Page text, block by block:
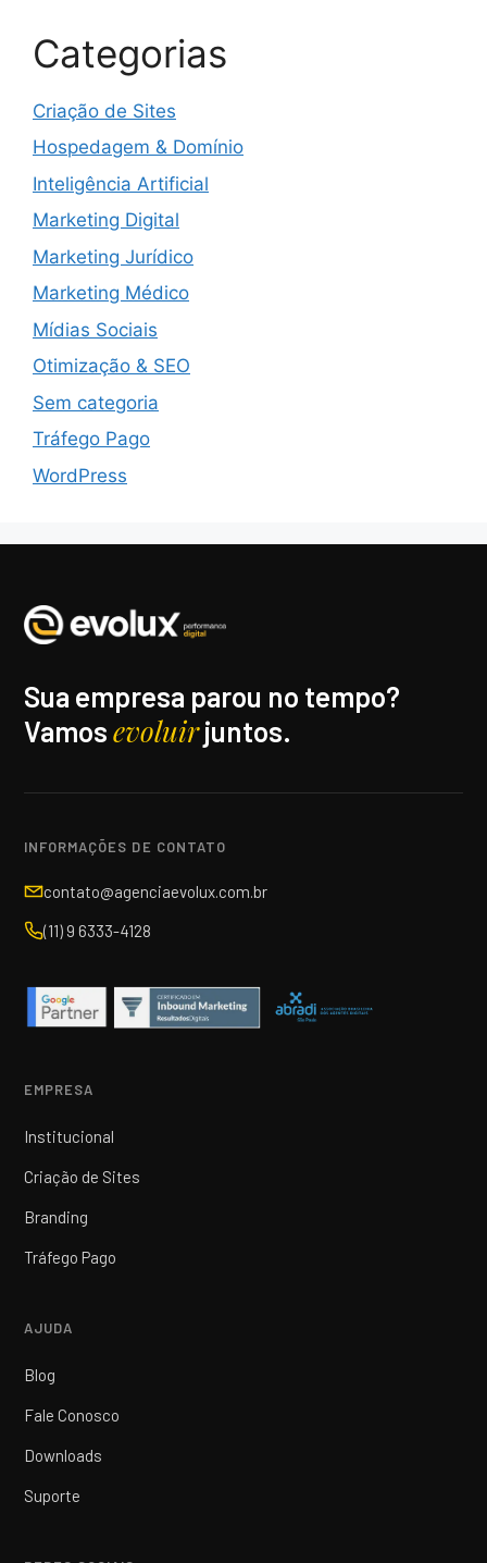
Categorias
Criação de Sites
Hospedagem & Domínio
Inteligência Artificial
Marketing Digital
Marketing Jurídico
Marketing Médico
Mídias Sociais
Otimização & SEO
Sem categoria
Tráfego Pago
WordPress
Sua empresa parou no tempo?
Vamosevoluirjuntos.
INFORMAÇÕES DE CONTATO
contato@agenciaevolux.com.br
(11) 9 6333-4128
EMPRESA
Institucional
Criação de Sites
Branding
Tráfego Pago
AJUDA
Blog
Fale Conosco
Downloads
Suporte